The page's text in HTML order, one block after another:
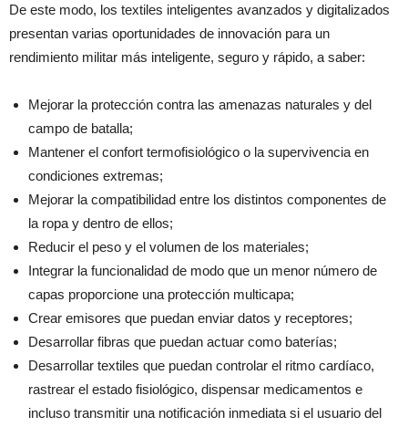
De este modo, los textiles inteligentes avanzados y digitalizados
presentan varias oportunidades de innovación para un
rendimiento militar más inteligente, seguro y rápido, a saber:
Mejorar la protección contra las amenazas naturales y del
campo de batalla;
Mantener el confort termofisiológico o la supervivencia en
condiciones extremas;
Mejorar la compatibilidad entre los distintos componentes de
la ropa y dentro de ellos;
Reducir el peso y el volumen de los materiales;
Integrar la funcionalidad de modo que un menor número de
capas proporcione una protección multicapa;
Crear emisores que puedan enviar datos y receptores;
Desarrollar fibras que puedan actuar como baterías;
Desarrollar textiles que puedan controlar el ritmo cardíaco,
rastrear el estado fisiológico, dispensar medicamentos e
incluso transmitir una notificación inmediata si el usuario del